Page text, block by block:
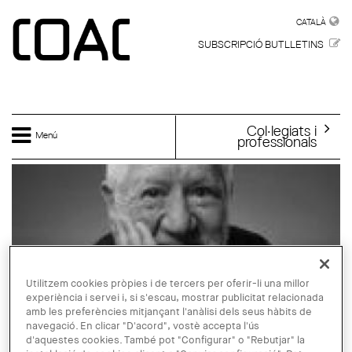
CATALÀ
SUBSCRIPCIÓ BUTLLETINS
Menú Col·legiats i
professionals
Utilitzem cookies pròpies i de tercers per oferir-li una millor
experiència i servei i, si s'escau, mostrar publicitat relacionada
amb les preferències mitjançant l'anàlisi dels seus hàbits de
navegació. En clicar "D'acord", vostè accepta l'ús
d'aquestes cookies. També pot "Configurar" o "Rebutjar" la